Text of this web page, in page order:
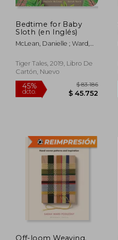
45%
dcto. $ 49.679
Bedtime for Baby
Sloth (en Inglés)
McLean, Danielle ; Ward,
Tiger Tales, 2019, Libro De
Cartón, Nuevo
Off-loom Weaving.